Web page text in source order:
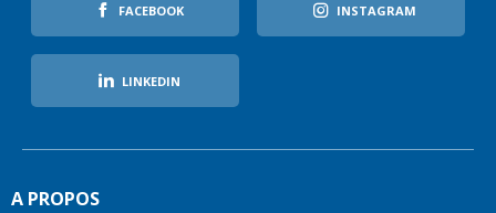
FACEBOOK INSTAGRAM
LINKEDIN
A PROPOS